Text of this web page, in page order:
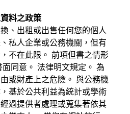
料之政策
、出租或出售任何您的個人
私人企業或公務機關，但有
不在此限。 前項但書之情形
同意。 法律明文規定。 為
或財產上之危險。 與公務機
基於公共利益為統計或學術
過提供者處理或蒐集著依其